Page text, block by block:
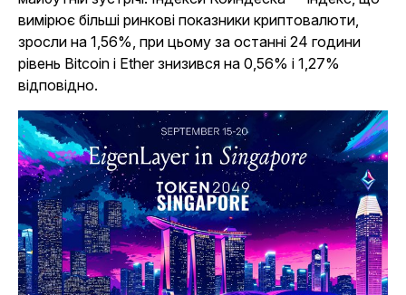
вимірює більші ринкові показники криптовалюти,
зросли на 1,56%, при цьому за останні 24 години
рівень Bitcoin і Ether знизився на 0,56% і 1,27%
відповідно.